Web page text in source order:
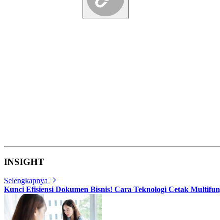
INSIGHT
Selengkapnya
Kunci Efisiensi Dokumen Bisnis! Cara Teknologi Cetak